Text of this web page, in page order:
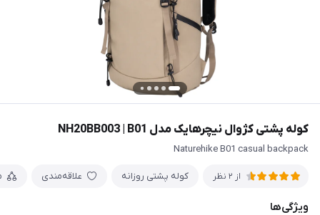
کوله پشتی کژوال نیچرهایک مدل NH20BB003 | B01
Naturehike B01 casual backpack
از 2 نظر کوله پشتی روزانه علاقه‌مندی
ویژگی‌ها